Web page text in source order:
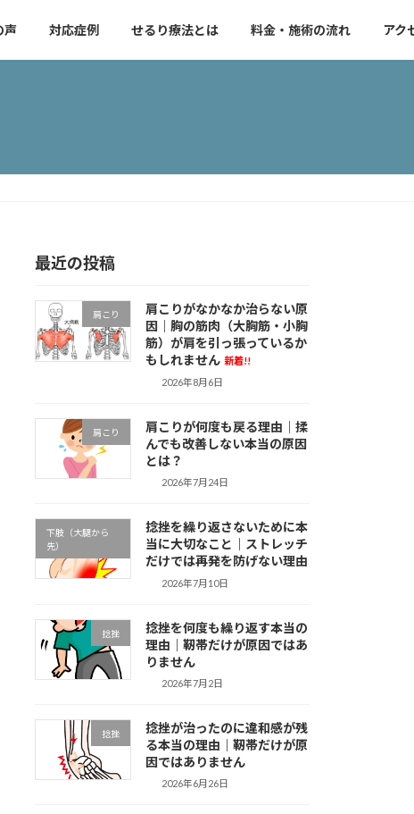
声 対応症例 せるり療法とは 料金・施術の流れ アク
最近の投稿
肩こり
肩こりがなかなか治らない原
因｜胸の筋肉（大胸筋・小胸
筋）が肩を引っ張っているか
もしれません 新着!!
2026年8月6日
肩こり
肩こりが何度も戻る理由｜揉
んでも改善しない本当の原因
とは？
2026年7月24日
下肢（大腿から
先）
捻挫を繰り返さないために本
当に大切なこと｜ストレッチ
だけでは再発を防げない理由
2026年7月10日
捻挫
捻挫を何度も繰り返す本当の
理由｜靭帯だけが原因ではあ
りません
2026年7月2日
捻挫
捻挫が治ったのに違和感が残
る本当の理由｜靭帯だけが原
因ではありません
2026年6月26日